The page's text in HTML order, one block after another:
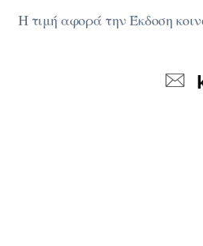
Η τιμή αφορά την Έκδοση